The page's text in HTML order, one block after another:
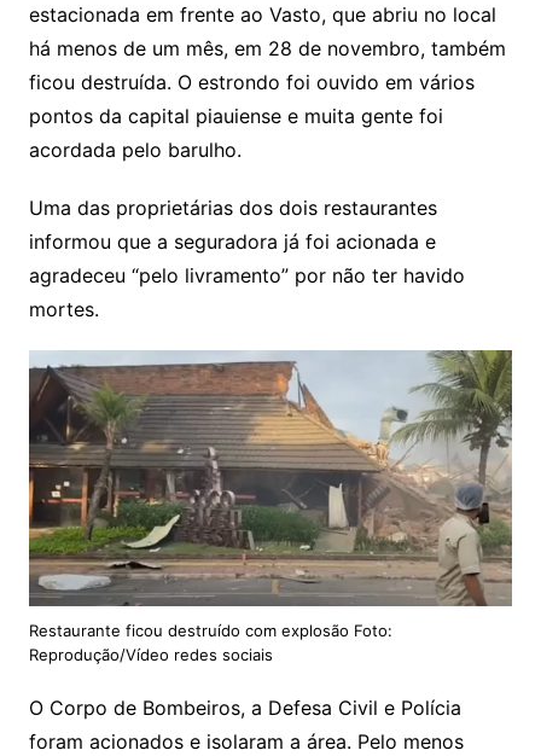
estacionada em frente ao Vasto, que abriu no local
há menos de um mês, em 28 de novembro, também
ficou destruída. O estrondo foi ouvido em vários
pontos da capital piauiense e muita gente foi
acordada pelo barulho.
Uma das proprietárias dos dois restaurantes
informou que a seguradora já foi acionada e
agradeceu “pelo livramento” por não ter havido
mortes.
Restaurante ficou destruído com explosão Foto:
Reprodução/Vídeo redes sociais
O Corpo de Bombeiros, a Defesa Civil e Polícia
foram acionados e isolaram a área. Pelo menos